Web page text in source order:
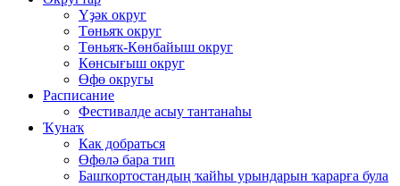
Үҙәк округ
Төньяҡ округ
Төньяҡ-Көнбайыш округ
Көнсығыш округ
Өфө округы
Расписание
Фестивалде асыу тантанаһы
Ҡунаҡ
Как добраться
Өфөлә бара тип
Башҡортостандың ҡайһы урындарын ҡарарға була